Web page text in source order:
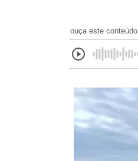
ouça este conteúdo